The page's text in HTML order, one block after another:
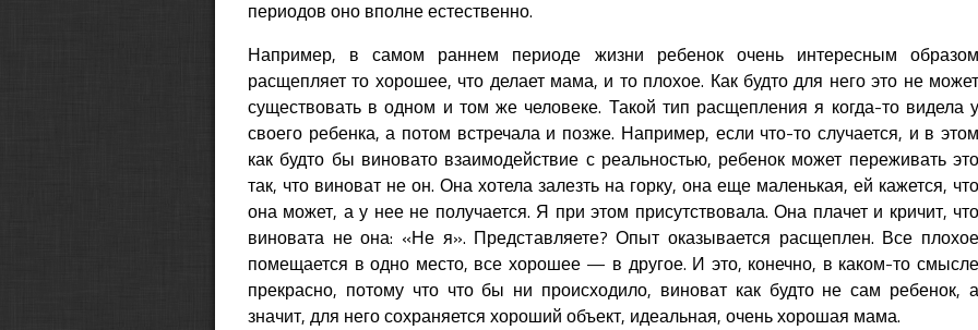
периодов оно вполне естественно.
Например, в самом раннем периоде жизни ребенок очень интересным образом
расщепляет то хорошее, что делает мама, и то плохое. Как будто для него это не может
существовать в одном и том же человеке. Такой тип расщепления я когда-то видела у
своего ребенка, а потом встречала и позже. Например, если что-то случается, и в этом
как будто бы виновато взаимодействие с реальностью, ребенок может переживать это
так, что виноват не он. Она хотела залезть на горку, она еще маленькая, ей кажется, что
она может, а у нее не получается. Я при этом присутствовала. Она плачет и кричит, что
виновата не она: «Не я». Представляете? Опыт оказывается расщеплен. Все плохое
помещается в одно место, все хорошее — в другое. И это, конечно, в каком-то смысле
прекрасно, потому что что бы ни происходило, виноват как будто не сам ребенок, а
значит, для него сохраняется хороший объект, идеальная, очень хорошая мама.